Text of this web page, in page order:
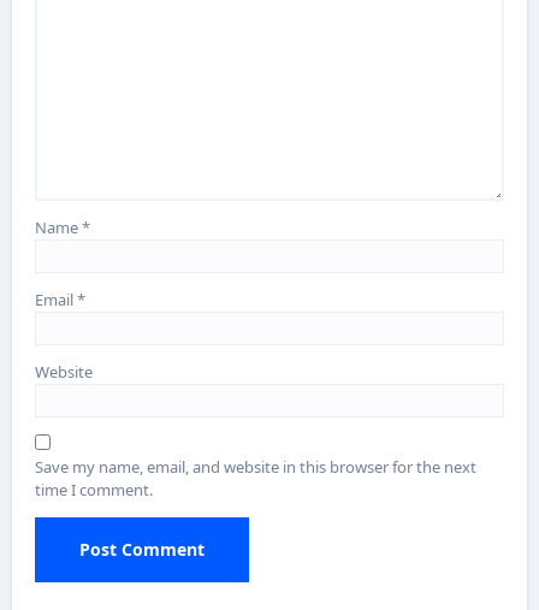
Name*
Email*
Website
Save my name, email, and website in this browser for the next
time I comment.